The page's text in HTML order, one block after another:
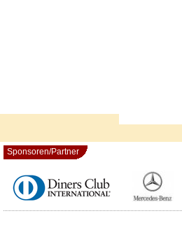
Sponsoren/Partner